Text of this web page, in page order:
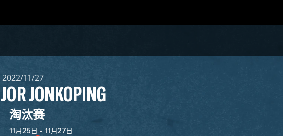
2022/11/27
JONKOPING
淘汰赛
11月25日 - 11月27日